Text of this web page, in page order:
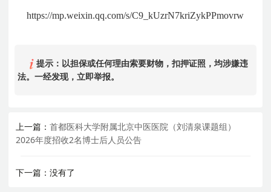
https://mp.weixin.qq.com/s/C9_kUzrN7kriZykPPmovrw
提示：以担保或任何理由索要财物，扣押证照，均涉嫌违
法。一经发现，立即举报。
上一篇：首都医科大学附属北京中医医院（刘清泉课题组）
2026年度招收2名博士后人员公告
下一篇：没有了